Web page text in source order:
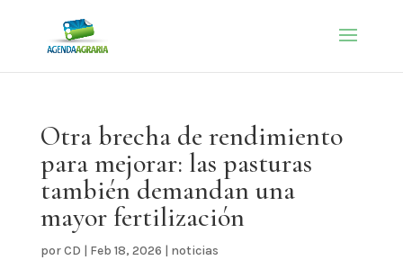
Otra brecha de rendimiento
para mejorar: las pasturas
también demandan una
mayor fertilización
porCD | Feb 18, 2026 | noticias